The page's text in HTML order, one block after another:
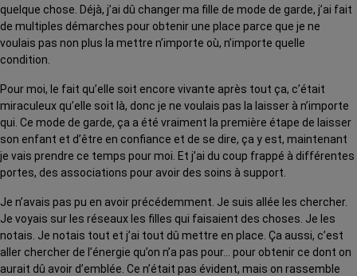
quelque chose. Déjà, j’ai dû changer ma fille de mode de garde, j’ai fait
de multiples démarches pour obtenir une place parce que je ne
voulais pas non plus la mettre n’importe où, n’importe quelle
condition.
Pour moi, le fait qu’elle soit encore vivante après tout ça, c’était
miraculeux qu’elle soit là, donc je ne voulais pas la laisser à n’importe
qui. Ce mode de garde, ça a été vraiment la première étape de laisser
son enfant et d’être en confiance et de se dire, ça y est, maintenant
je vais prendre ce temps pour moi. Et j’ai du coup frappé à différentes
portes, des associations pour avoir des soins à support.
Je n’avais pas pu en avoir précédemment. Je suis allée les chercher.
Je voyais sur les réseaux les filles qui faisaient des choses. Je les
notais. Je notais tout et j’ai tout dû mettre en place. Ça aussi, c’est
aller chercher de l’énergie qu’on n’a pas pour… pour obtenir ce dont on
aurait dû avoir d’emblée. Ce n’était pas évident, mais on rassemble